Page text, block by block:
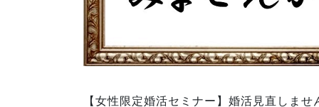
【女性限定婚活セミナー】婚活見直しませ